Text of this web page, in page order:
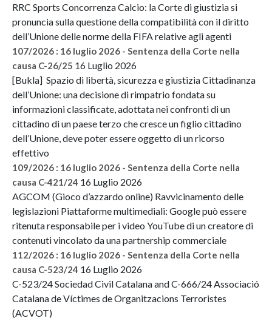
RRC Sports Concorrenza Calcio: la Corte di giustizia si
pronuncia sulla questione della compatibilità con il diritto
dell’Unione delle norme della FIFA relative agli agenti
107/2026 : 16 luglio 2026 - Sentenza della Corte nella
causa C-26/25 16 Luglio 2026
[Bukla] Spazio di libertà, sicurezza e giustizia Cittadinanza
dell’Unione: una decisione di rimpatrio fondata su
informazioni classificate, adottata nei confronti di un
cittadino di un paese terzo che cresce un figlio cittadino
dell’Unione, deve poter essere oggetto di un ricorso
effettivo
109/2026 : 16 luglio 2026 - Sentenza della Corte nella
causa C-421/24 16 Luglio 2026
AGCOM (Gioco d’azzardo online) Ravvicinamento delle
legislazioni Piattaforme multimediali: Google può essere
ritenuta responsabile per i video YouTube di un creatore di
contenuti vincolato da una partnership commerciale
112/2026 : 16 luglio 2026 - Sentenza della Corte nella
causa C-523/24 16 Luglio 2026
C-523/24 Sociedad Civil Catalana and C-666/24 Associació
Catalana de Víctimes de Organitzacions Terroristes
(ACVOT)